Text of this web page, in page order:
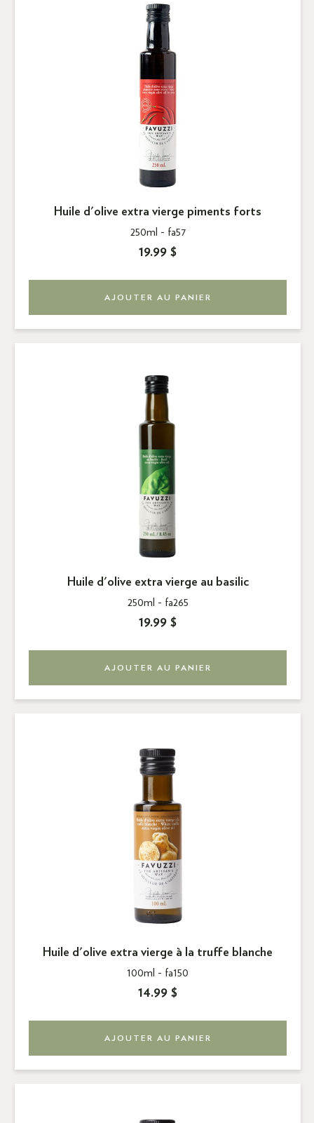
Huile d'olive extra vierge piments forts
250ml - fa57
19.99 $
AJOUTER AU PANIER
Huile d'olive extra vierge au basilic
250ml - fa265
19.99 $
AJOUTER AU PANIER
Huile d'olive extra vierge à la truffe blanche
100ml - fa150
14.99 $
AJOUTER AU PANIER